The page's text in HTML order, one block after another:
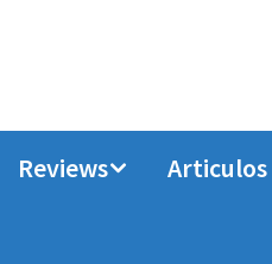
Reviews Articulos